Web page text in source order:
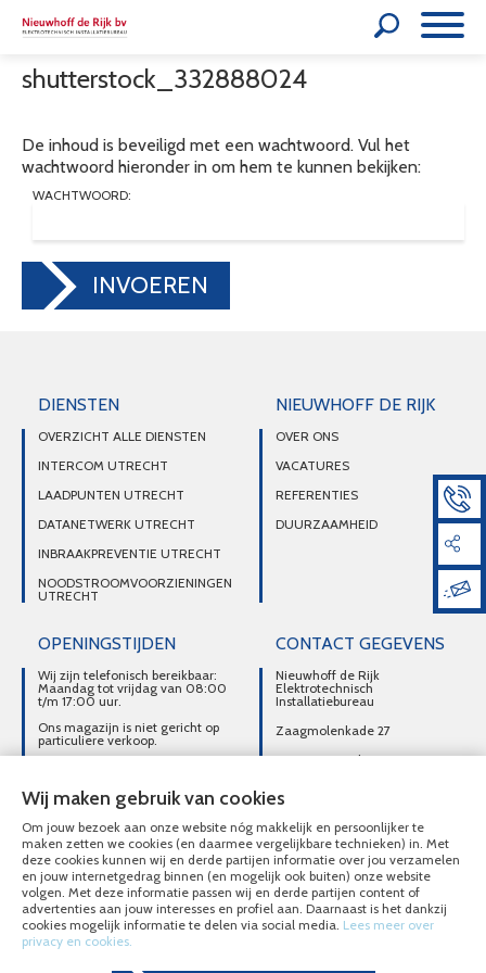
shutterstock_332888024
De inhoud is beveiligd met een wachtwoord. Vul het
wachtwoord hieronder in om hem te kunnen bekijken:
WACHTWOORD:
INVOEREN
DIENSTEN
OVERZICHT ALLE DIENSTEN
INTERCOM UTRECHT
LAADPUNTEN UTRECHT
DATANETWERK UTRECHT
INBRAAKPREVENTIE UTRECHT
NOODSTROOMVOORZIENINGEN
UTRECHT
NIEUWHOFF DE RIJK
OVER ONS
VACATURES
REFERENTIES
DUURZAAMHEID
OPENINGSTIJDEN
Wij zijn telefonisch bereikbaar:
Maandag tot vrijdag van 08:00
t/m 17:00 uur.
Ons magazijn is niet gericht op
particuliere verkoop.
contact.
CONTACT GEGEVENS
Nieuwhoff de Rijk
Elektrotechnisch
Installatiebureau
Zaagmolenkade 27
3515 AC Utrecht
DIRECT CONTACT
OPNEMEN
030-2716496
MAIL ONS
© Nieuwhoff de Rijk Elektrotechnisch Installatiebureau 2020 - 2026
Wij maken gebruik van cookies
Om jouw bezoek aan onze website nóg makkelijk en persoonlijker te
maken zetten we cookies (en daarmee vergelijkbare technieken) in. Met
deze cookies kunnen wij en derde partijen informatie over jou verzamelen
en jouw internetgedrag binnen (en mogelijk ook buiten) onze website
volgen. Met deze informatie passen wij en derde partijen content of
advertenties aan jouw interesses en profiel aan. Daarnaast is het dankzij
cookies mogelijk informatie te delen via social media. Lees meer over
privacy en cookies.